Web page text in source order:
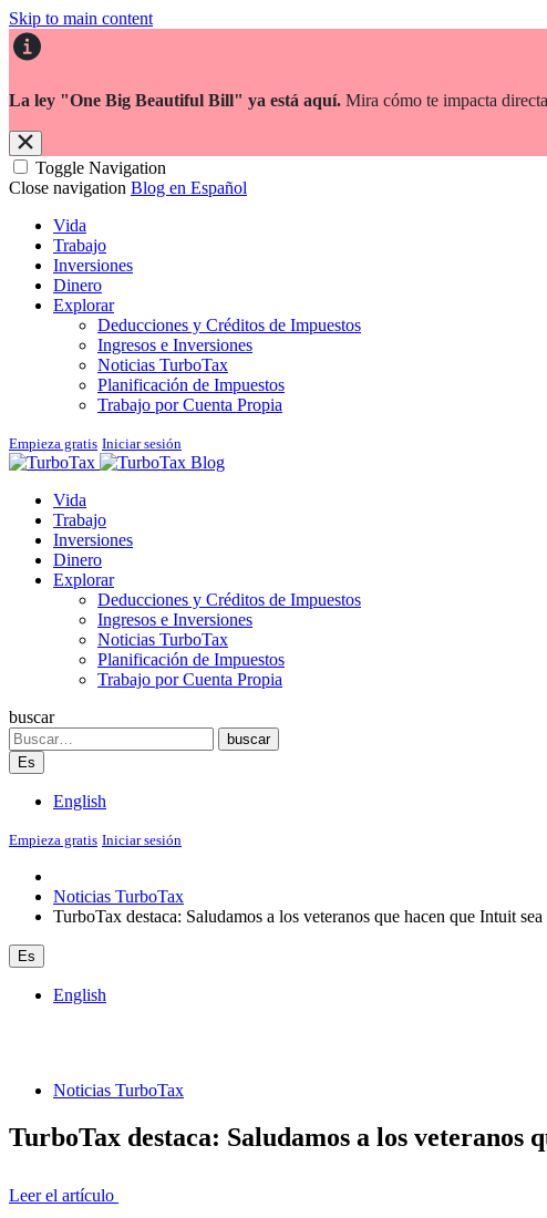
Skip to main content
La ley "One Big Beautiful Bill" ya está aquí. Mira cómo te impacta
Toggle Navigation
Close navigation Blog en Español
Vida
Trabajo
Inversiones
Dinero
Explorar
Deducciones y Créditos de Impuestos
Ingresos e Inversiones
Noticias TurboTax
Planificación de Impuestos
Trabajo por Cuenta Propia
Empieza gratis Iniciar sesión
Blog
Vida
Trabajo
Inversiones
Dinero
Explorar
Deducciones y Créditos de Impuestos
Ingresos e Inversiones
Noticias TurboTax
Planificación de Impuestos
Trabajo por Cuenta Propia
buscar
Search
buscar
Es
English
Empieza gratis Iniciar sesión
Noticias TurboTax
TurboTax destaca: Saludamos a los veteranos que hacen que Intuit
Es
English
Noticias TurboTax
TurboTax destaca: Saludamos a los veteranos
Leer el artículo